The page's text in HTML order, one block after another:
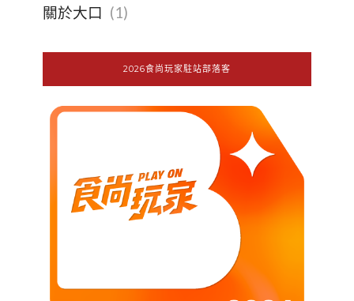
關於大口 (1)
2026食尚玩家駐站部落客